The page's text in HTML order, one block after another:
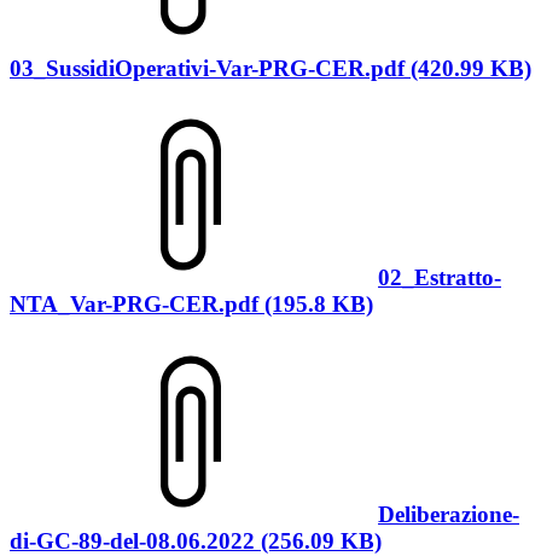
03_SussidiOperativi-Var-PRG-CER.pdf (420.99 KB)
02_Estratto-
NTA_Var-PRG-CER.pdf (195.8 KB)
Deliberazione-
di-GC-89-del-08.06.2022 (256.09 KB)